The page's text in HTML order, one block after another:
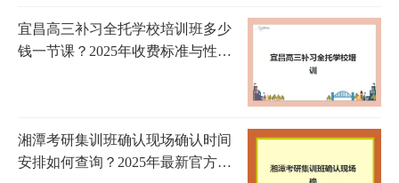
宜昌高三补习全托学校培训班多少
钱一节课？2025年收费标准与性价
湘潭考研集训班确认现场确认时间
安排如何查询？2025年最新官方时